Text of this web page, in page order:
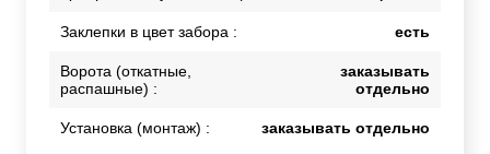
Заклепки в цвет забора : есть
Ворота (откатные,
распашные) :
заказывать
отдельно
Установка (монтаж) : заказывать отдельно